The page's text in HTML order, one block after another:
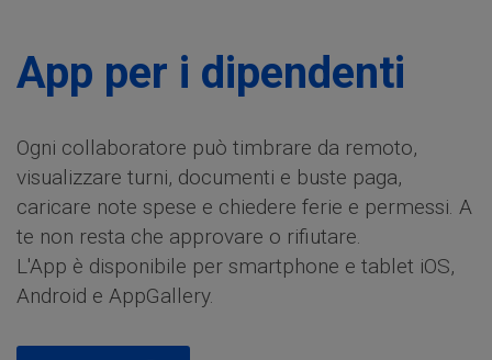
App per i dipendenti
Ogni collaboratore può timbrare da remoto,
visualizzare turni, documenti e buste paga,
caricare note spese e chiedere ferie e permessi. A
te non resta che approvare o rifiutare.
L'App è disponibile per smartphone e tablet iOS,
Android e AppGallery.